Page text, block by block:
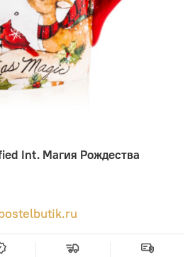
Int. Магия Рождества